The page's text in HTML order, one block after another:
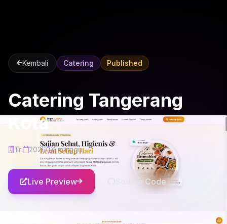
Kembali Catering Published
Catering Tangerang
Kota
Tri 2026 1 minggu
Live Preview Source Code